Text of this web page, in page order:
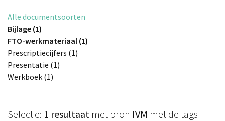
Alle documentsoorten
Bijlage (1)
FTO-werkmateriaal (1)
Prescriptiecijfers (1)
Presentatie (1)
Werkboek (1)
Selectie: 1 resultaat met bron IVM met de tags